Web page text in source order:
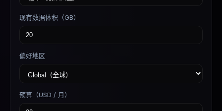
现有数据体积（GB）
偏好地区
预算（USD / 月）